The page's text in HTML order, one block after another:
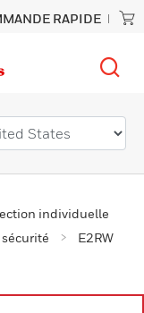
RAPIDE
individuelle
E2RW